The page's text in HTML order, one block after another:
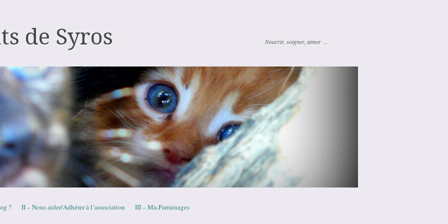
de Syros Nourrir, soigner, aimer …
? II – Nous aider/Adhérer à l’association III – Ma-Parrainages